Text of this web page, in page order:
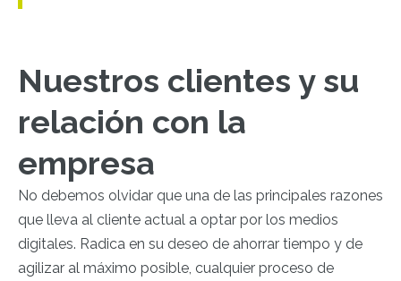
Nuestros clientes y su
relación con la
empresa
No debemos olvidar que una de las principales razones
que lleva al cliente actual a optar por los medios
digitales. Radica en su deseo de ahorrar tiempo y de
agilizar al máximo posible, cualquier proceso de